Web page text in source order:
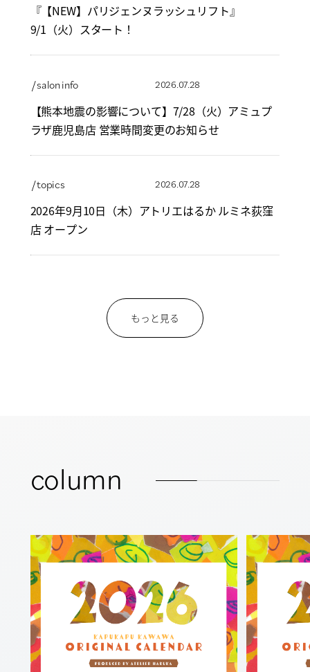
『【NEW】パリジェンヌラッシュリフト』
9/1（火）スタート！
/ salon info 2026.07.28
【熊本地震の影響について】7/28（火）アミュプ
ラザ鹿児島店 営業時間変更のお知らせ
/ topics 2026.07.28
2026年9月10日（木）アトリエはるか ルミネ荻窪
店 オープン
もっと見る
column